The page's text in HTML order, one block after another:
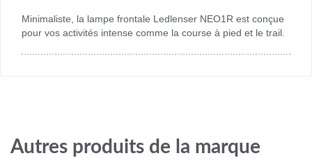
Minimaliste, la lampe frontale Ledlenser NEO1R est conçue
pour vos activités intense comme la course à pied et le trail.
Autres produits de la marque